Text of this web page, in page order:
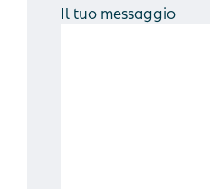
Il tuo messaggio